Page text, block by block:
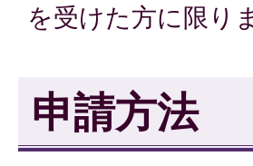
を受けた方に限り
申請方法